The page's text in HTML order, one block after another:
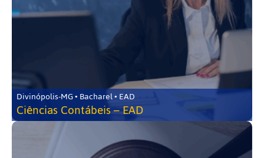
Divinópolis-MG • Bacharel • EAD
Ciências Contábeis – EAD